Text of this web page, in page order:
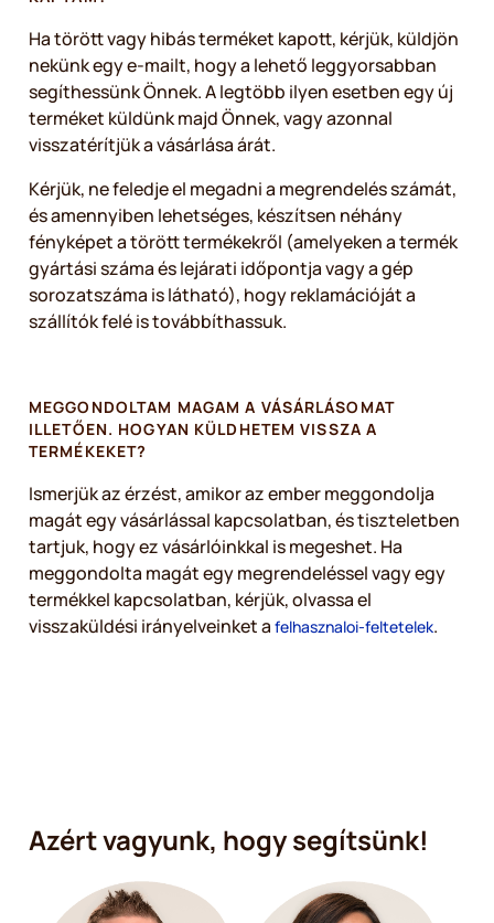
Ha törött vagy hibás terméket kapott, kérjük, küldjön
nekünk egy e-mailt, hogy a lehető leggyorsabban
segíthessünk Önnek. A legtöbb ilyen esetben egy új
terméket küldünk majd Önnek, vagy azonnal
visszatérítjük a vásárlása árát.
Kérjük, ne feledje el megadni a megrendelés számát,
és amennyiben lehetséges, készítsen néhány
fényképet a törött termékekről (amelyeken a termék
gyártási száma és lejárati időpontja vagy a gép
sorozatszáma is látható), hogy reklamációját a
szállítók felé is továbbíthassuk.
MEGGONDOLTAM MAGAM A VÁSÁRLÁSOMAT
ILLETŐEN. HOGYAN KÜLDHETEM VISSZA A
TERMÉKEKET?
Ismerjük az érzést, amikor az ember meggondolja
magát egy vásárlással kapcsolatban, és tiszteletben
tartjuk, hogy ez vásárlóinkkal is megeshet. Ha
meggondolta magát egy megrendeléssel vagy egy
termékkel kapcsolatban, kérjük, olvassa el
visszaküldési irányelveinket a felhasznaloi-feltetelek.
Azért vagyunk, hogy segítsünk!